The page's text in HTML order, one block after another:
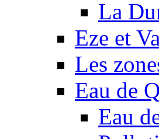
La
Eze et
Les
Eau de
Eau